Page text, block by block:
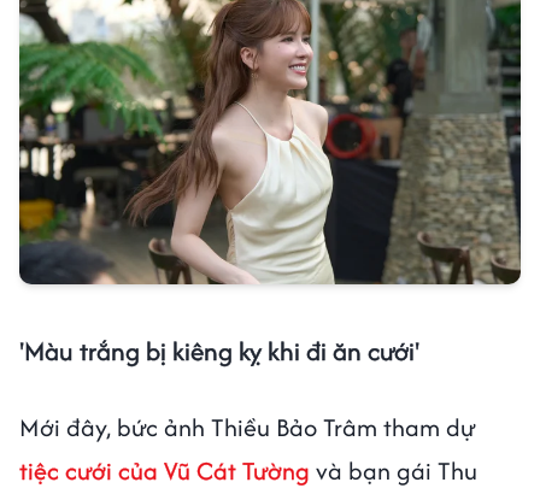
'Màu trắng bị kiêng kỵ khi đi ăn cưới'
Mới đây, bức ảnh Thiều Bảo Trâm tham dự
tiệc cưới của Vũ Cát Tường và bạn gái Thu